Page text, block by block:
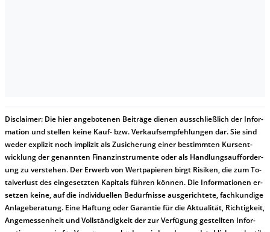
Dis­clai­mer: Die hier an­ge­bo­te­nen Bei­trä­ge die­nen aus­schließ­lich der In­for­
ma­t­ion und stel­len kei­ne Kauf- bzw. Ver­kaufs­em­pfeh­lung­en dar. Sie sind
we­der ex­pli­zit noch im­pli­zit als Zu­sich­er­ung ei­ner be­stim­mt­en Kurs­ent­
wick­lung der ge­nan­nt­en Fi­nanz­in­stru­men­te oder als Handl­ungs­auf­for­der­
ung zu ver­steh­en. Der Er­werb von Wert­pa­pier­en birgt Ri­si­ken, die zum To­
tal­ver­lust des ein­ge­setz­ten Ka­pi­tals füh­ren kön­nen. Die In­for­ma­tion­en er­
setz­en kei­ne, auf die in­di­vi­du­el­len Be­dür­fnis­se aus­ge­rich­te­te, fach­kun­di­ge
An­la­ge­be­ra­tung. Ei­ne Haf­tung oder Ga­ran­tie für die Ak­tu­ali­tät, Rich­tig­keit,
An­ge­mes­sen­heit und Vol­lständ­ig­keit der zur Ver­fü­gung ge­stel­lt­en In­for­